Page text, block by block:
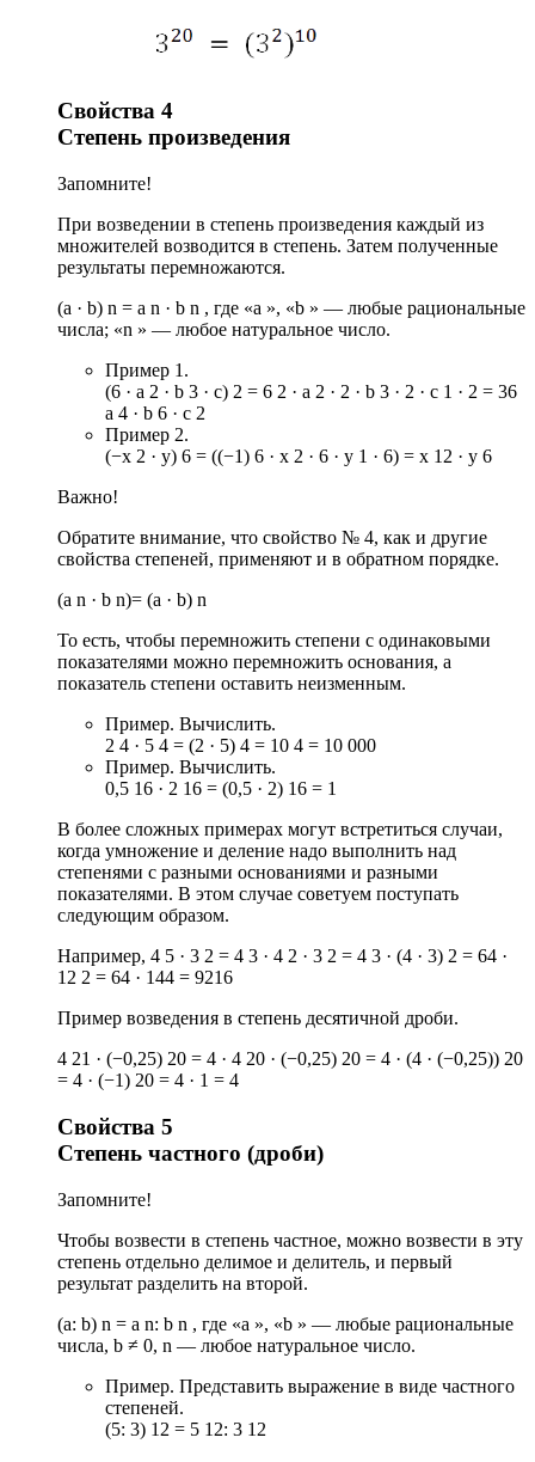
Свойства 4
Степень произведения
Запомните!
При возведении в степень произведения каждый из
множителей возводится в степень. Затем полученные
результаты перемножаются.
(a · b) n = a n · b n , где «a », «b » — любые рациональные
числа; «n » — любое натуральное число.
Пример 1.
(6 · a 2 · b 3 · c) 2 = 6 2 · a 2 · 2 · b 3 · 2 · с 1 · 2 = 36
a 4 · b 6 · с 2
Пример 2.
(−x 2 · y) 6 = ((−1) 6 · x 2 · 6 · y 1 · 6) = x 12 · y 6
Важно!
Обратите внимание, что свойство № 4, как и другие
свойства степеней, применяют и в обратном порядке.
(a n · b n)= (a · b) n
То есть, чтобы перемножить степени с одинаковыми
показателями можно перемножить основания, а
показатель степени оставить неизменным.
Пример. Вычислить.
2 4 · 5 4 = (2 · 5) 4 = 10 4 = 10 000
Пример. Вычислить.
0,5 16 · 2 16 = (0,5 · 2) 16 = 1
В более сложных примерах могут встретиться случаи,
когда умножение и деление надо выполнить над
степенями с разными основаниями и разными
показателями. В этом случае советуем поступать
следующим образом.
Например, 4 5 · 3 2 = 4 3 · 4 2 · 3 2 = 4 3 · (4 · 3) 2 = 64 ·
12 2 = 64 · 144 = 9216
Пример возведения в степень десятичной дроби.
4 21 · (−0,25) 20 = 4 · 4 20 · (−0,25) 20 = 4 · (4 · (−0,25)) 20
= 4 · (−1) 20 = 4 · 1 = 4
Свойства 5
Степень частного (дроби)
Запомните!
Чтобы возвести в степень частное, можно возвести в эту
степень отдельно делимое и делитель, и первый
результат разделить на второй.
(a: b) n = a n: b n , где «a », «b » — любые рациональные
числа, b ≠ 0, n — любое натуральное число.
Пример. Представить выражение в виде частного
степеней.
(5: 3) 12 = 5 12: 3 12